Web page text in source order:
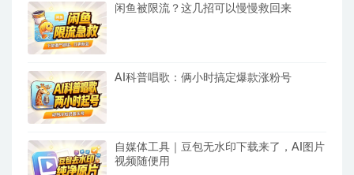
闲鱼被限流？这几招可以慢慢救回来
AI科普唱歌：俩小时搞定爆款涨粉号
自媒体工具｜豆包无水印下载来了，AI图片
视频随便用